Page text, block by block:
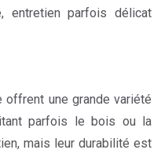
entretien parfois délicat
une grande variété
parfois le bois ou la
mais leur durabilité est